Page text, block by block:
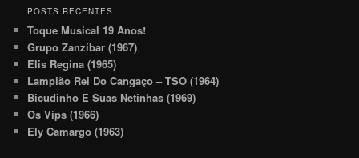
POSTS RECENTES
Toque Musical 19 Anos!
Grupo Zanzibar (1967)
Elis Regina (1965)
Lampião Rei Do Cangaço – TSO (1964)
Bicudinho E Suas Netinhas (1969)
Os Vips (1966)
Ely Camargo (1963)